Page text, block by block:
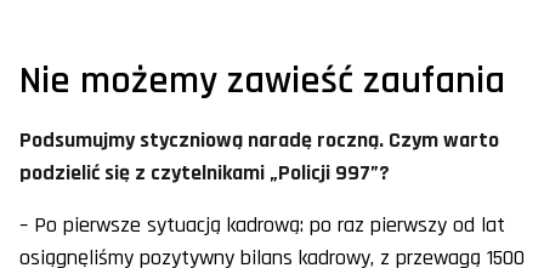
Nie możemy zawieść zaufania
Podsumujmy styczniową naradę roczną. Czym warto
podzielić się z czytelnikami „Policji 997”?
– Po pierwsze sytuacją kadrową: po raz pierwszy od lat
osiągnęliśmy pozytywny bilans kadrowy, z przewagą 1500